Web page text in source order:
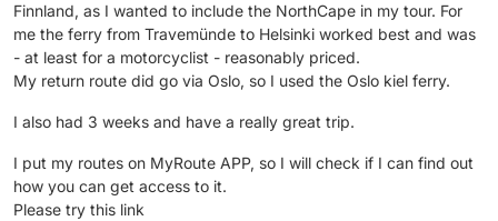
Finnland, as I wanted to include the NorthCape in my tour. For
me the ferry from Travemünde to Helsinki worked best and was
- at least for a motorcyclist - reasonably priced.
My return route did go via Oslo, so I used the Oslo kiel ferry.
I also had 3 weeks and have a really great trip.
I put my routes on MyRoute APP, so I will check if I can find out
how you can get access to it.
Please try this link